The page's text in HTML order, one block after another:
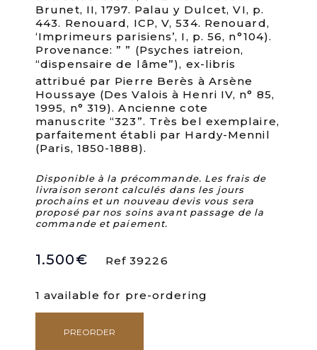
Brunet, II, 1797. Palau y Dulcet, VI, p.
443. Renouard, ICP, V, 534. Renouard,
‘Imprimeurs parisiens’, I, p. 56, n°104).
Provenance: ” ” (Psyches iatreion,
“dispensaire de lâme”), ex-libris
attribué par Pierre Berès à Arsène
Houssaye (Des Valois à Henri IV, n° 85,
1995, n° 319). Ancienne cote
manuscrite “323”. Très bel exemplaire,
parfaitement établi par Hardy-Mennil
(Paris, 1850-1888).
Disponible à la précommande. Les frais de
livraison seront calculés dans les jours
prochains et un nouveau devis vous sera
proposé par nos soins avant passage de la
commande et paiement.
1.500€ Ref 39226
1 available for pre-ordering
LivrePREORDER